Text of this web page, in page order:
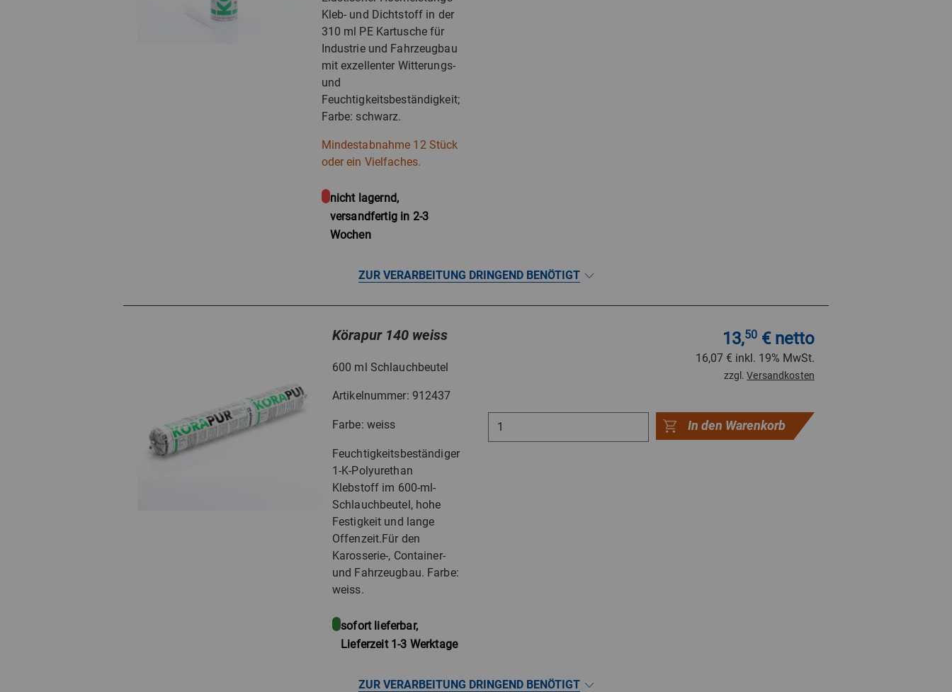
Kleb- und Dichtstoff in der
310 ml PE Kartusche für
Industrie und Fahrzeugbau
mit exzellenter Witterungs-
und
Feuchtigkeitsbeständigkeit;
Farbe: schwarz.
Mindestabnahme 12 Stück
oder ein Vielfaches.
nicht lagernd,
versandfertig in 2-3
Wochen
ZUR VERARBEITUNG DRINGEND BENÖTIGT
Körapur 140 weiss
600 ml Schlauchbeutel
Artikelnummer: 912437
Farbe: weiss
Feuchtigkeitsbeständiger
1-K-Polyurethan
Klebstoff im 600-ml-
Schlauchbeutel, hohe
Festigkeit und lange
Offenzeit.Für den
Karosserie-, Container-
und Fahrzeugbau. Farbe:
weiss.
sofort lieferbar,
Lieferzeit 1-3 Werktage
13,50 € netto
16,07 € inkl. 19% MwSt.
zzgl.Versandkosten
In den Warenkorb
ZUR VERARBEITUNG DRINGEND BENÖTIGT